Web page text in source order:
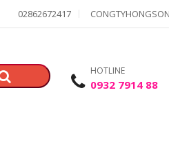
02862672417
HOTLINE
0932 7914 88